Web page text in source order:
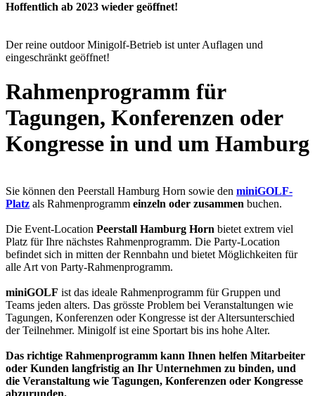
Hoffentlich ab 2023 wieder geöffnet!
Der reine outdoor Minigolf-Betrieb ist unter Auflagen und
eingeschränkt geöffnet!
Rahmenprogramm für
Tagungen, Konferenzen oder
Kongresse in und um Hamburg
Sie können den Peerstall Hamburg Horn sowie den miniGOLF-
Platz als Rahmenprogramm einzeln oder zusammen buchen.
Die Event-Location Peerstall Hamburg Horn bietet extrem viel
Platz für Ihre nächstes Rahmenprogramm. Die Party-Location
befindet sich in mitten der Rennbahn und bietet Möglichkeiten für
alle Art von Party-Rahmenprogramm.
miniGOLF ist das ideale Rahmenprogramm für Gruppen und
Teams jeden alters. Das grösste Problem bei Veranstaltungen wie
Tagungen, Konferenzen oder Kongresse ist der Altersunterschied
der Teilnehmer. Minigolf ist eine Sportart bis ins hohe Alter.
Das richtige Rahmenprogramm kann Ihnen helfen Mitarbeiter
oder Kunden langfristig an Ihr Unternehmen zu binden, und
die Veranstaltung wie Tagungen, Konferenzen oder Kongresse
abzurunden.